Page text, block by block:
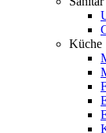
Küche